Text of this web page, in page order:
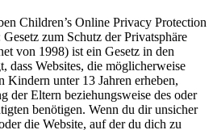
Children’s Online Privacy Protection
zum Schutz der Privatsphäre
von 1998) ist ein Gesetz in den
dass Websites, die möglicherweise
Kindern unter 13 Jahren erheben,
der Eltern beziehungsweise des oder
benötigen. Wenn du dir unsicher
die Website, auf der du dich zu